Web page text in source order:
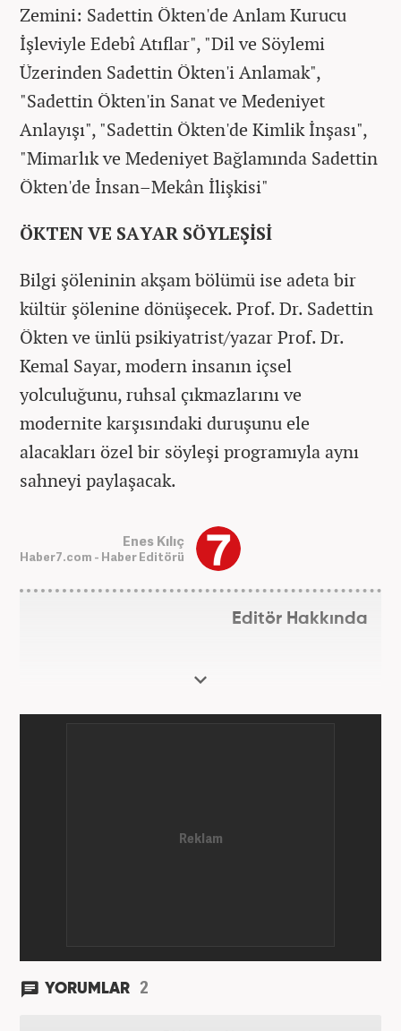
Zemini: Sadettin Ökten'de Anlam Kurucu
İşleviyle Edebî Atıflar", "Dil ve Söylemi
Üzerinden Sadettin Ökten'i Anlamak",
"Sadettin Ökten'in Sanat ve Medeniyet
Anlayışı", "Sadettin Ökten'de Kimlik İnşası",
"Mimarlık ve Medeniyet Bağlamında Sadettin
Ökten'de İnsan–Mekân İlişkisi"
ÖKTEN VE SAYAR SÖYLEŞİSİ
Bilgi şöleninin akşam bölümü ise adeta bir
kültür şölenine dönüşecek. Prof. Dr. Sadettin
Ökten ve ünlü psikiyatrist/yazar Prof. Dr.
Kemal Sayar, modern insanın içsel
yolculuğunu, ruhsal çıkmazlarını ve
modernite karşısındaki duruşunu ele
alacakları özel bir söyleşi programıyla aynı
sahneyi paylaşacak.
Enes Kılıç
Haber7.com - Haber Editörü
Editör Hakkında
YORUMLAR 2